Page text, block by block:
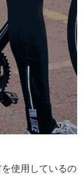
使用しているの